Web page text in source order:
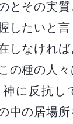
とその実質
したいと
しなけれ
の種の人
に反抗し
中の居場